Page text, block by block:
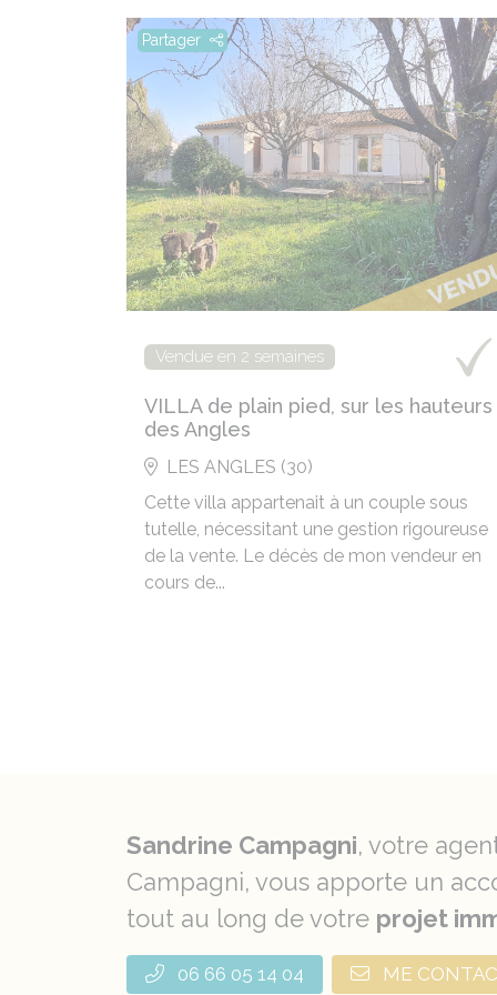
Partager
Vendue en 2 semaines
VILLA de plain pied, sur les hauteurs
des Angles
LES ANGLES (30)
Cette villa appartenait à un couple sous
tutelle, nécessitant une gestion rigoureuse
de la vente. Le décès de mon vendeur en
cours de...
Sandrine Campagni, votre
Campagni, vous apporte un
tout au long de votre projet
06 66 05 14 04 ME